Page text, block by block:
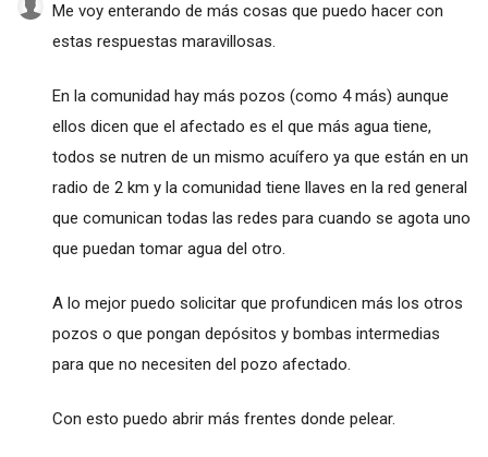
Me voy enterando de más cosas que puedo hacer con
estas respuestas maravillosas.
En la comunidad hay más pozos (como 4 más) aunque
ellos dicen que el afectado es el que más agua tiene,
todos se nutren de un mismo acuífero ya que están en un
radio de 2 km y la comunidad tiene llaves en la red general
que comunican todas las redes para cuando se agota uno
que puedan tomar agua del otro.
A lo mejor puedo solicitar que profundicen más los otros
pozos o que pongan depósitos y bombas intermedias
para que no necesiten del pozo afectado.
Con esto puedo abrir más frentes donde pelear.